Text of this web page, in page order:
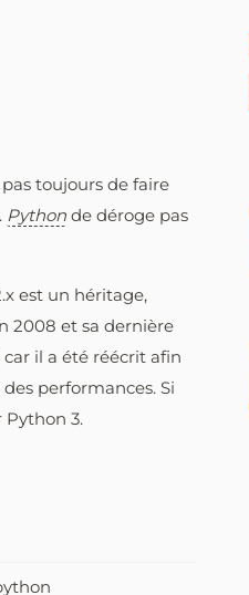
toujours de faire
Python de déroge pas
est un héritage,
2008 et sa dernière
car il a été réécrit afin
performances. Si
3.